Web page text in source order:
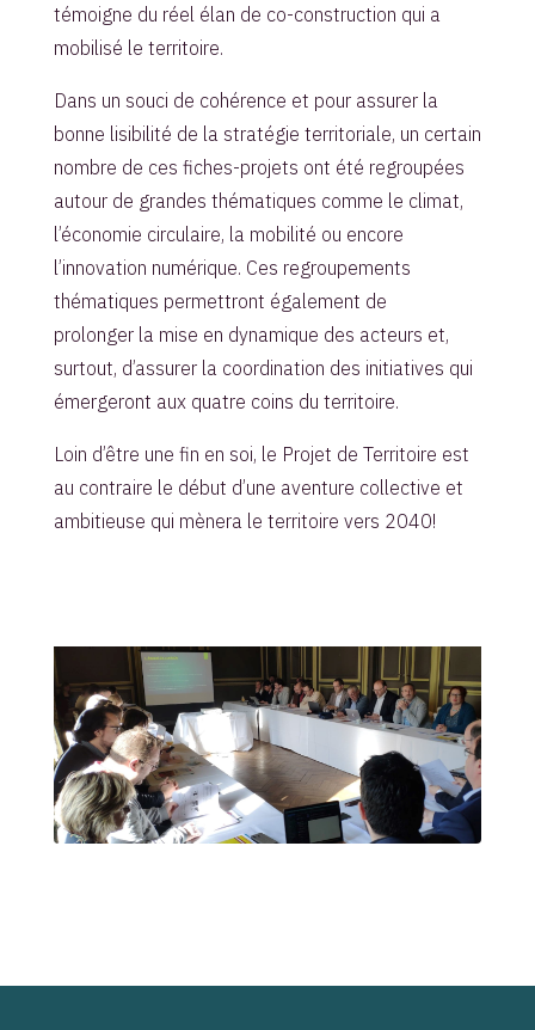
témoigne du réel élan de co-construction qui a
mobilisé le territoire.
Dans un souci de cohérence et pour assurer la
bonne lisibilité de la stratégie territoriale, un certain
nombre de ces fiches-projets ont été regroupées
autour de grandes thématiques comme le climat,
l’économie circulaire, la mobilité ou encore
l’innovation numérique. Ces regroupements
thématiques permettront également de
prolonger la mise en dynamique des acteurs et,
surtout, d’assurer la coordination des initiatives qui
émergeront aux quatre coins du territoire.
Loin d’être une fin en soi, le Projet de Territoire est
au contraire le début d’une aventure collective et
ambitieuse qui mènera le territoire vers 2040!